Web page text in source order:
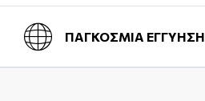
ΠΑΓΚΟΣΜΙΑ ΕΓΓΥΗΣΗ